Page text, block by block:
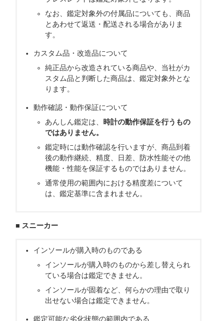
なお、鑑定対象外の付属品についても、商品
とあわせて返送・配送される場合がありま
す。
カスタム品・改造品について
純正品から改造されている商品や、当社がカ
スタム品と判断した商品は、鑑定対象外とな
ります。
動作確認・動作保証について
あんしん鑑定は、
時計の動作保証を行うもの
ではありません。
鑑定時には動作確認を行いますが、商品到着
後の動作継続、精度、日差、防水性能その他
機能・性能を保証するものではありません。
通常使用の範囲内における精度差について
は、鑑定基準に含まれません。
■ スニーカー
インソールが購入時のものである
インソールが購入時のものから差し替えられ
ている場合は鑑定できません。
インソールが固着など、何らかの理由で取り
出せない場合は鑑定できません。
鑑定可能な劣化状態の範囲内である